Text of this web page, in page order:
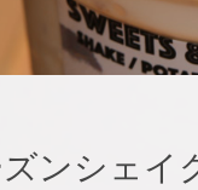
ズンシェ